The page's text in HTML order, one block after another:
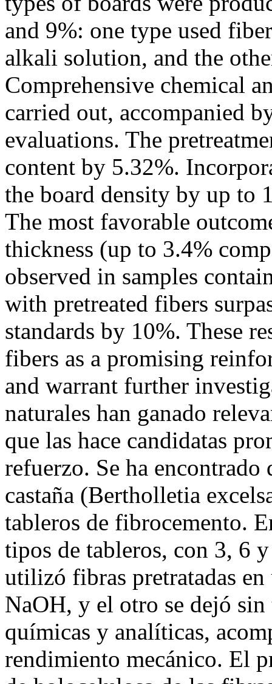
and 9%: one type used
alkali solution, and the
Comprehensive chemical
carried out, accompanied
evaluations. The
content by 5.32%.
the board density by up to
The most favorable
thickness (up to 3.4%
observed in samples
with pretreated fibers
standards by 10%. These
fibers as a promising
and warrant further
naturales han ganado
que las hace candidatas
refuerzo. Se ha
castaña (Bertholletia
tableros de fibrocemento.
tipos de tableros, con 3, 6
utilizó fibras pretratadas
NaOH, y el otro se dejó sin
químicas y analíticas,
rendimiento mecánico. El